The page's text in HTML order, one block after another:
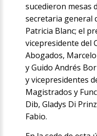
sucedieron mesas
secretaria general
Patricia Blanc; el
vicepresidente del
Abogados,
y Guido Andrés
y vicepresidentes
Magistrados y
Dib, Gladys Di
Fabio.